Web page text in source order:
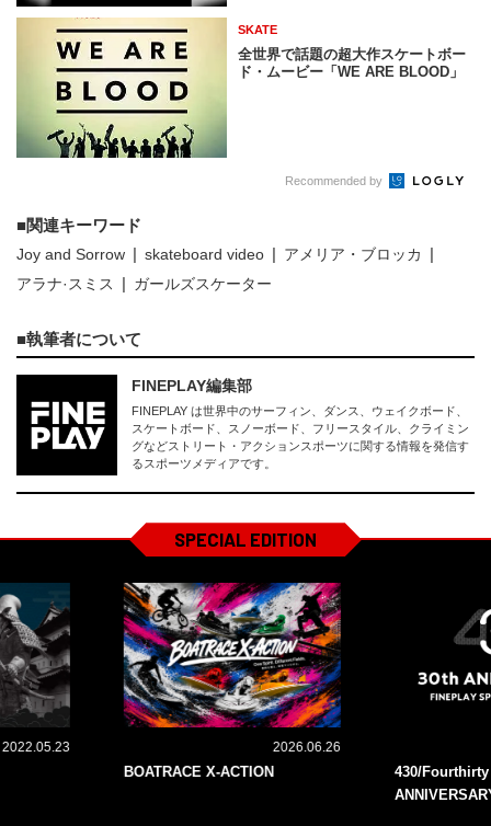
SKATE
全世界で話題の超大作スケートボー
ド・ムービー「WE ARE BLOOD」
Recommended by
関連キーワード
Joy and Sorrow skateboard video
アメリア・ブロッカ
アラナ·スミス
ガールズスケーター
執筆者について
FINEPLAY編集部
FINEPLAY は世界中のサーフィン、ダンス、ウェイクボード、
スケートボード、スノーボード、フリースタイル、クライミン
グなどストリート・アクションスポーツに関する情報を発信す
るスポーツメディアです。
SPECIAL EDITION
2022.05.23 2026.06.26
BOATRACE X-ACTION
430/